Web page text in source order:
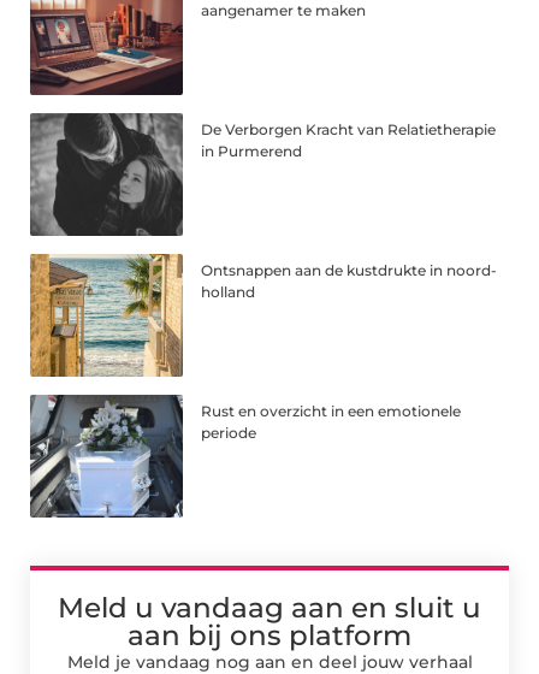
aangenamer te maken
De Verborgen Kracht van Relatietherapie
in Purmerend
Ontsnappen aan de kustdrukte in noord-
holland
Rust en overzicht in een emotionele
periode
Meld u vandaag aan en sluit u
aan bij ons platform
Meld je vandaag nog aan en deel jouw verhaal